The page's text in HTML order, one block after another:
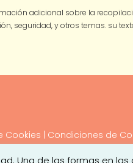
adicional sobre la
seguridad, y otros temas. su
Cookies | Condiciones de
Una de las formas en